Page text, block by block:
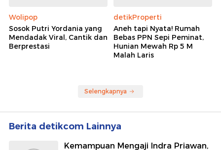
Wolipop
Sosok Putri Yordania yang
Mendadak Viral, Cantik dan
Berprestasi
detikProperti
Aneh tapi Nyata! Rumah
Bebas PPN Sepi Peminat,
Hunian Mewah Rp 5 M
Malah Laris
Selengkapnya
Berita detikcom Lainnya
Kemampuan Mengaji Indra Priawan,